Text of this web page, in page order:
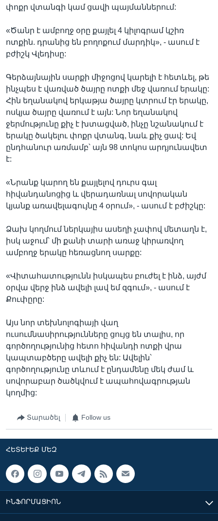
փոքր վտանգի կամ ցավի պայմաններում:
«Ծանր է ամբողջ օրը քայլել 4 կիլոգրամ կշիռ
ոտքին. դրանից են բողոքում մարդիկ», - ասում է
բժիշկ Վլեդիսը:
Գերձայնային սարքի միջոցով կարելի է հետևել, թե
ինչպես է վառված ծայրը ոտքի մեջ վառում երակը:
Հին եղանակով երկաթյա ծայրը կտրում էր երակը,
ոսկյա ծայրը վառում է այն: Նոր եղանակով
ջերմությունը քիչ է խտացված, ինչը նշանակում է
երակը ծակելու փոքր վտանգ, նաև քիչ ցավ: Եվ
ընդհանուր առմամբ՝ այն 98 տոկոս արդյունավետ
է:
«Նրանք կարող են քայլելով դուրս գալ
հիվանդանոցից և վերադառնալ սովորական
կյանք առավելագույնը 4 օրում», - ասում է բժիշկը:
Ձախ կողմում ներկայիս ասեղի չափով մետաղն է,
իսկ աջում՝ մի քանի տարի առաջ կիրառվող
ամբողջ երակը հեռացնող սարքը:
«Վիտահատությունն իսկապես բուժել է ինձ, այժմ
օրվա վերջ ինձ ավելի լավ եմ զգում», - ասում է
Քուփըրը:
Այս նոր տեխնոլոգիայի վաղ
ուսումնասիրությունները ցույց են տալիս, որ
գործողությունից հետո հիվանդի ոտքի վրա
կապտաբծերը ավելի քիչ են: Ավելին՝
գործողությունը տևում է ընդամենը մեկ ժամ և
սովորաբար ծածկվում է ապահովագրության
կողմից:
Տարածել Follow us
ՀԵՏԵՒԵՔ ՄԵԶ
ԻՆՖՈՐՄԱՑԻՈՆ